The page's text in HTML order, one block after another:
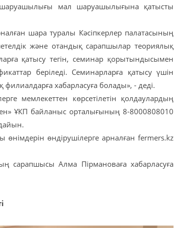
мал шаруашылығына қатысты
шара туралы Кәсіпкерлер палатасының
және отандық сарапшылар теориялық
қатысу тегін, семинар қорытындысымен
беріледі. Семинарларға қатысу үшін
хабарласуға болады», - деді.
мемлекеттен көрсетілетін қолдаулардың
ҰКП байланыс орталығының 8-8000808010
өндірушілерге арналған fermers.kz
сарапшысы Алма Пірмановаға хабарласуға